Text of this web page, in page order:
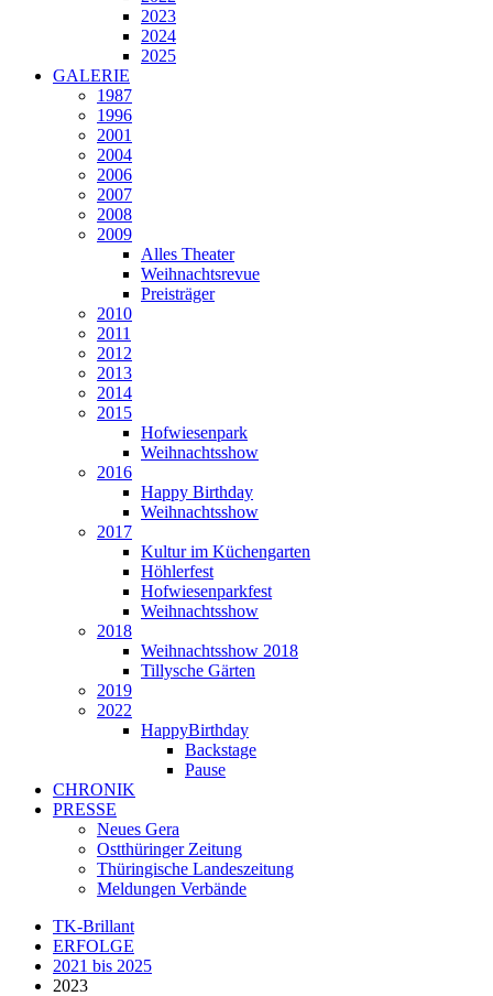
2023
2024
2025
GALERIE
1987
1996
2001
2004
2006
2007
2008
2009
Alles Theater
Weihnachtsrevue
Preisträger
2010
2011
2012
2013
2014
2015
Hofwiesenpark
Weihnachtsshow
2016
Happy Birthday
Weihnachtsshow
2017
Kultur im Küchengarten
Höhlerfest
Hofwiesenparkfest
Weihnachtsshow
2018
Weihnachtsshow 2018
Tillysche Gärten
2019
2022
HappyBirthday
Backstage
Pause
CHRONIK
PRESSE
Neues Gera
Ostthüringer Zeitung
Thüringische Landeszeitung
Meldungen Verbände
TK-Brillant
ERFOLGE
2021 bis 2025
2023